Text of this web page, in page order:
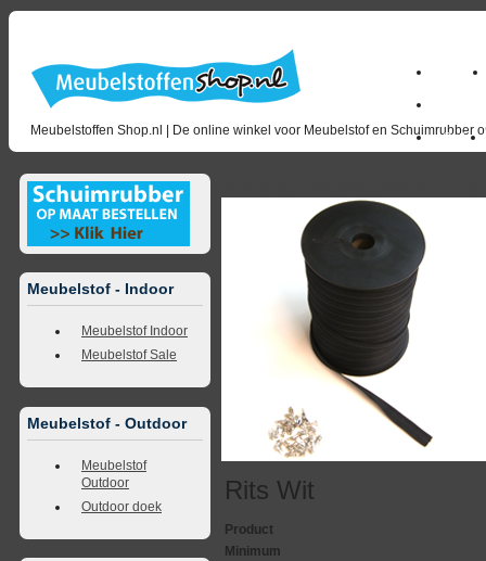
Meubelstoffen Shop.nl | De online winkel voor Meubelstof en Schuimrubber
Home
Outlet
Meubelstof - Indoor
Meubelstof Indoor
Meubelstof Sale
Meubelstof - Outdoor
Meubelstof
Outdoor
Outdoor doek
Rits Wit
Product
Minimum